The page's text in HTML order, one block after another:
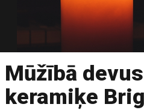
Mūžībā
keramiķe